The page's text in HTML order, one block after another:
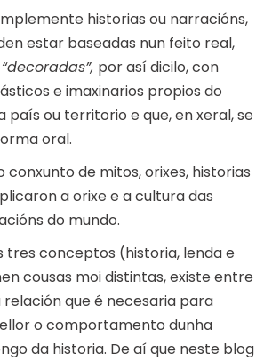
historias ou narracións,
estar baseadas nun feito real,
“decoradas”, por así dicilo, con
e imaxinarios propios do
país ou territorio e que, en xeral, se
oral.
conxunto de mitos, orixes, historias
a orixe e a cultura das
do mundo.
tres conceptos (historia, lenda e
cousas moi distintas, existe entre
que é necesaria para
o comportamento dunha
da historia. De aí que neste blog